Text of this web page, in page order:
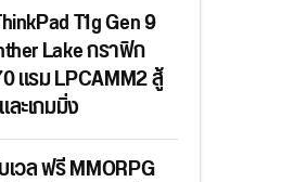
T1g Gen 9
Lake กราฟิก
แรม LPCAMM2 สู้
ะเกมมิ่ง
เวล ฟรี MMORPG